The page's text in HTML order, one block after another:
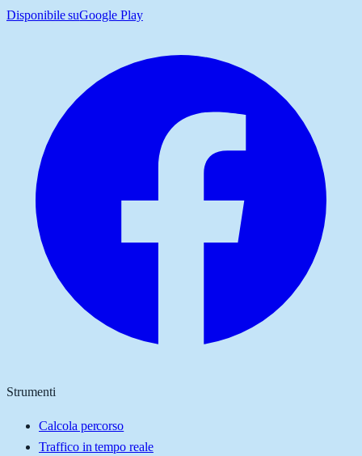
Disponibile suGoogle Play
Strumenti
Calcola percorso
Traffico in tempo reale